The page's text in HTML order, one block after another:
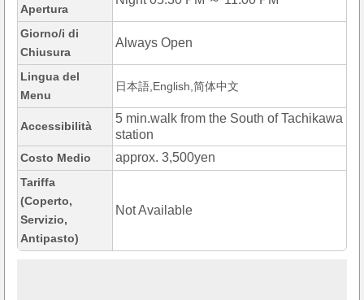
Apertura
Giorno/i di
Chiusura
Always Open
Lingua del
Menu
日本語,English,简体中文
Accessibilità
5 min.walk from the South of Tachikawa
station
Costo Medio approx. 3,500yen
Tariffa
(Coperto,
Servizio,
Antipasto)
Not Available